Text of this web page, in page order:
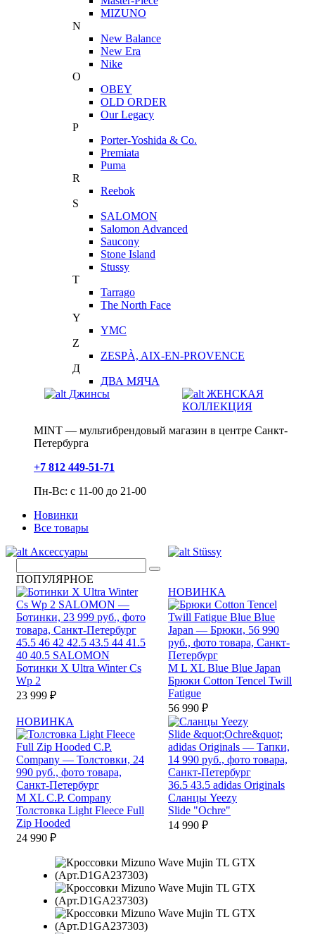
MIZUNO
N
New Balance
New Era
Nike
O
OBEY
OLD ORDER
Our Legacy
P
Porter-Yoshida & Co.
Premiata
Puma
R
Reebok
S
SALOMON
Salomon Advanced
Saucony
Stone Island
Stussy
T
Tarrago
The North Face
Y
YMC
Z
ZESPÀ, AIX-EN-PROVENCE
Д
ДВА МЯЧА
Джинсы
ЖЕНСКАЯ
КОЛЛЕКЦИЯ
MINT — мультибрендовый магазин в центре Санкт-
Петербурга
+7 812 449-51-71
Пн-Вс: с 11-00 до 21-00
Новинки
Все товары
Аксессуары
Stüssy
ПОПУЛЯРНОЕ
45.5 46 42 42.5 43.5 44 41.5
40 40.5 SALOMON
Ботинки X Ultra Winter Cs
Wp 2
23 999 ₽
НОВИНКА
M L XL Blue Blue Japan
Брюки Cotton Tencel Twill
Fatigue
56 990 ₽
НОВИНКА
M XL C.P. Company
Толстовка Light Fleece Full
Zip Hooded
24 990 ₽
36.5 43.5 adidas Originals
Сланцы Yeezy
Slide "Ochre"
14 990 ₽